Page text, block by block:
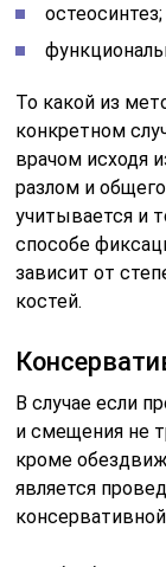
остеосинтез;
То какой из
конкретном
врачом исходя
разлом и
учитывается и
способе
зависит от
костей.
В случае если
и смещения не
кроме
является